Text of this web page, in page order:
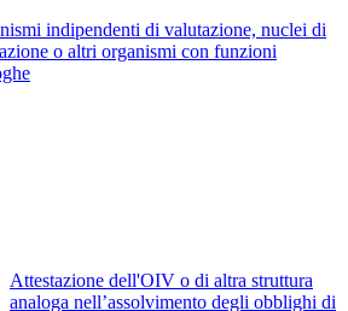
indipendenti di valutazione, nuclei di
o altri organismi con funzioni
Attestazione dell'OIV o di altra struttura
analoga nell’assolvimento degli obblighi di